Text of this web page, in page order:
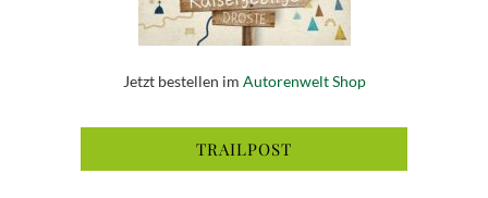
Jetzt bestellen im Autorenwelt Shop
TRAILPOST